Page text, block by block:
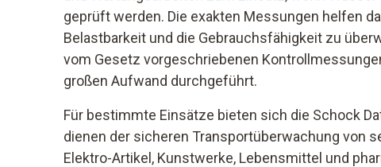
geprüft werden. Die exakten Messungen helfen
Belastbarkeit und die Gebrauchsfähigkeit zu
vom Gesetz vorgeschriebenen
großen Aufwand durchgeführt.
Für bestimmte Einsätze bieten sich die Schock
dienen der sicheren Transportüberwachung von
Elektro-Artikel, Kunstwerke, Lebensmittel und